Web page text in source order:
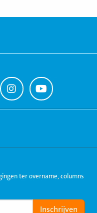
Ga
naar
Instagram
Ga
naar
Youtube
ter overname, columns